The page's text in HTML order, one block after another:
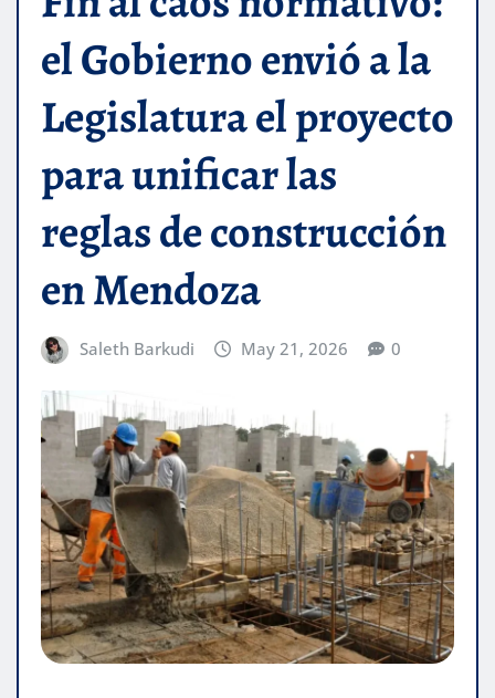
el Gobierno envió a la
Legislatura el proyecto
para unificar las
reglas de construcción
en Mendoza
Saleth Barkudi May 21, 2026 0